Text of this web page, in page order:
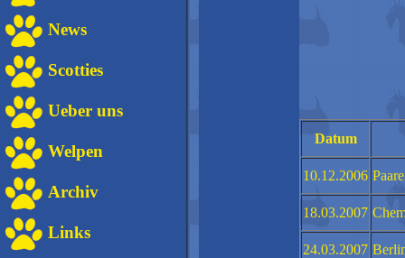
News
Scotties
Ueber uns
Welpen
Archiv
Links
Datum
10.12.2006
18.03.2007
24.03.2007